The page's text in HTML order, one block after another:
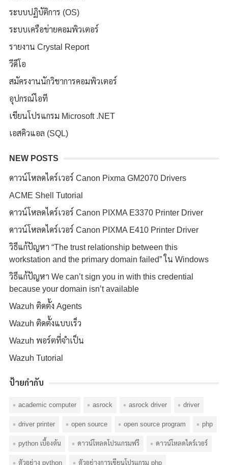
ระบบปฏิบัติการ (OS)
ระบบเครือข่ายคอมพิวเตอร์
รายงาน Crystal Report
วีดีโอ
สมัครงานนักวิชาการคอมพิวเตอร์
อุปกรณ์ไอที
เขียนโปรแกรม Microsoft .NET
เอสคิวแอล (SQL)
NEW POSTS
ดาวน์โหลดไดร์เวอร์ Canon Pixma GM2070 Drivers
ACME Shell Tutorial
ดาวน์โหลดไดร์เวอร์ Canon PIXMA E3370 Printer Driver
ดาวน์โหลดไดร์เวอร์ Canon PIXMA E410 Printer Driver
วิธีแก้ปัญหา “The trust relationship between this
workstation and the primary domain failed” ใน Windows
วิธีแก้ปัญหา We can’t sign you in with this credential
because your domain isn’t available
Wazuh ติดตั้ง Agents
Wazuh ติดตั้งแบบเร็ว
Wazuh พอร์ตที่จำเป็น
Wazuh Tutorial
ป้ายกำกับ
academic computer asrock asrock driver driver
driver printer open source open source program php
python เบื้องต้น ดาวน์โหลดโปรแกรมฟรี ดาวน์โหลดไดร์เวอร์
ตัวอย่าง python ตัวอย่างการเขียนโปรแกรม php